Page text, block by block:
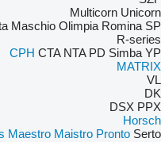
Multicorn Unicorn
Maschio Olimpia Romina SP
R-series
CPH CTA NTA PD Simba YP
MATRIX
VL
DK
DSX PPX
Horsch
Maestro Maistro Pronto Serto